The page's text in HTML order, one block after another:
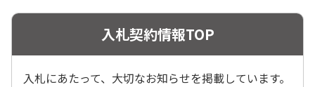
入札契約情報TOP
入札にあたって、大切なお知らせを掲載しています。